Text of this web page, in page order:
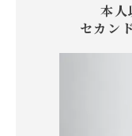
本人
セカン